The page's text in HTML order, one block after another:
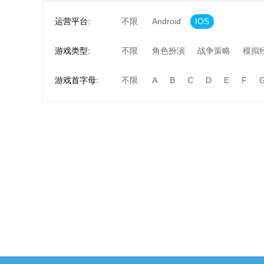
运营平台: 不限 Android IOS
游戏类型: 不限 角色扮演 战争策略 模拟
游戏首字母: 不限 A B C D E F